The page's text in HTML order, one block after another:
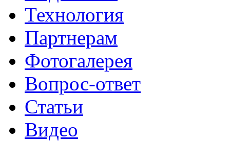
Технология
Партнерам
Фотогалерея
Вопрос-ответ
Статьи
Видео